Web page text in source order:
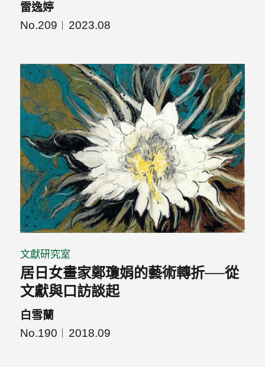
雷逸婷
No.209
2023.08
文獻研究室
居日女畫家鄭瓊娟的藝術轉折──從
文獻與口訪談起
白雪蘭
No.190
2018.09